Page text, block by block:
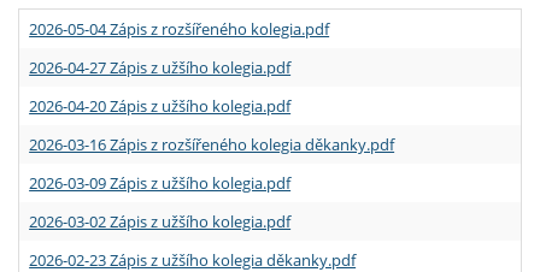
2026-05-04 Zápis z rozšířeného kolegia.pdf
2026-04-27 Zápis z užšího kolegia.pdf
2026-04-20 Zápis z užšího kolegia.pdf
2026-03-16 Zápis z rozšířeného kolegia děkanky.pdf
2026-03-09 Zápis z užšího kolegia.pdf
2026-03-02 Zápis z užšího kolegia.pdf
2026-02-23 Zápis z užšího kolegia děkanky.pdf